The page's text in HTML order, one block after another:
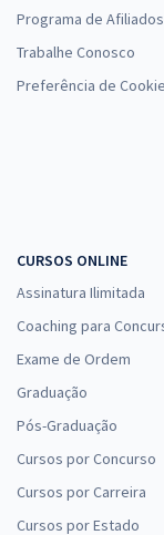
Programa de Afiliados
Trabalhe Conosco
Preferência de
CURSOS ONLINE
Assinatura Ilimitada
Coaching para
Exame de Ordem
Graduação
Pós-Graduação
Cursos por Concurso
Cursos por Carreira
Cursos por Estado